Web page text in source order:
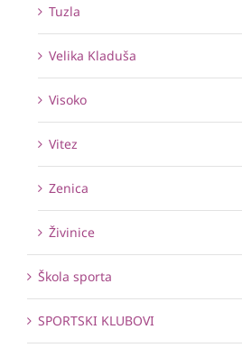
Tuzla
Velika Kladuša
Visoko
Vitez
Zenica
Živinice
Škola sporta
SPORTSKI KLUBOVI